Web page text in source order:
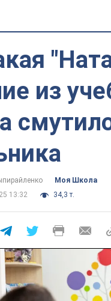
из
Моя Школа
13:32
34,3 т.